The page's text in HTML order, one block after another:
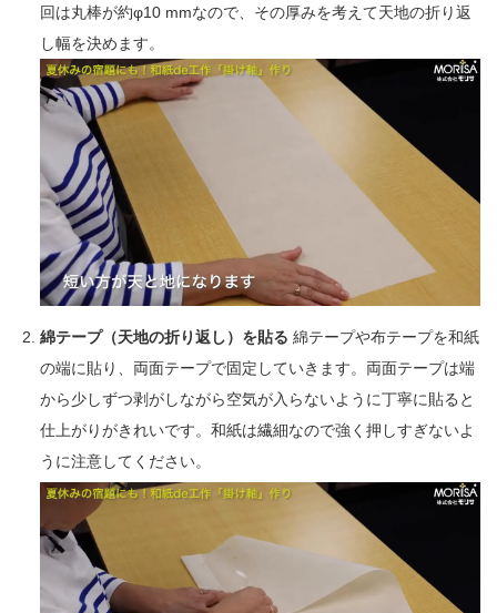
回は丸棒が約φ10 mmなので、その厚みを考えて天地の折り返
し幅を決めます。
綿テープ（天地の折り返し）を貼る 綿テープや布テープを和紙
の端に貼り、両面テープで固定していきます。両面テープは端
から少しずつ剥がしながら空気が入らないように丁寧に貼ると
仕上がりがきれいです。和紙は繊細なので強く押しすぎないよ
うに注意してください。